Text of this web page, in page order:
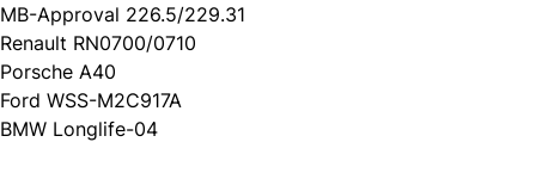
MB-Approval 226.5/229.31
Renault RN0700/0710
Porsche A40
Ford WSS-M2C917A
BMW Longlife-04